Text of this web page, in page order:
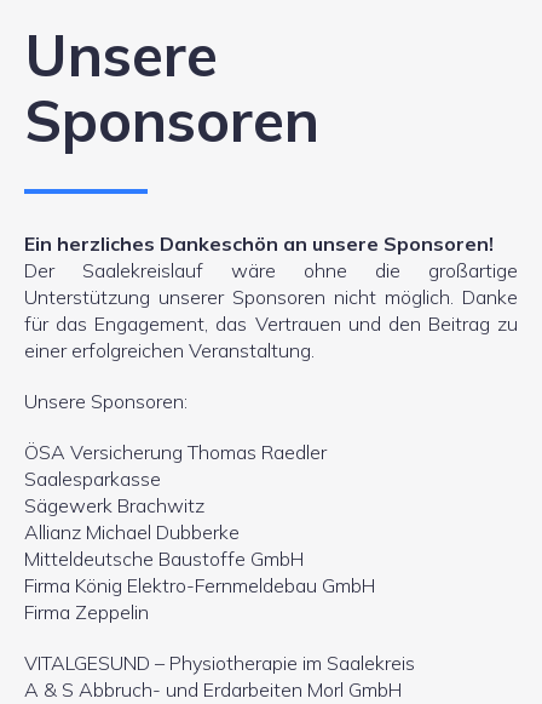
Unsere
Sponsoren
Ein herzliches Dankeschön an unsere Sponsoren!
Der Saalekreislauf wäre ohne die großartige
Unterstützung unserer Sponsoren nicht möglich. Danke
für das Engagement, das Vertrauen und den Beitrag zu
einer erfolgreichen Veranstaltung.
Unsere Sponsoren:
ÖSA Versicherung Thomas Raedler
Saalesparkasse
Sägewerk Brachwitz
Allianz Michael Dubberke
Mitteldeutsche Baustoffe GmbH
Firma König Elektro-Fernmeldebau GmbH
Firma Zeppelin
VITALGESUND – Physiotherapie im Saalekreis
A & S Abbruch- und Erdarbeiten Morl GmbH